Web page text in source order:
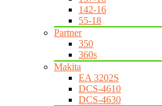
142-16
55-18
Partner
350
360s
Makita
EA 3202S
DCS-4610
DCS-4630